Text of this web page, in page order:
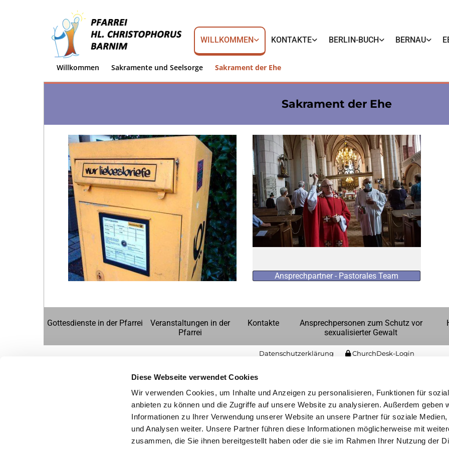
Diese Webseite verwendet Cookies
Wir verwenden Cookies, um Inhalte und Anzeigen zu personalisieren, Funktionen für
anbieten zu können und die Zugriffe auf unsere Website zu analysieren. Außerdem geben
Informationen zu Ihrer Verwendung unserer Website an unsere Partner für soziale Medien,
und Analysen weiter. Unsere Partner führen diese Informationen möglicherweise mit
zusammen, die Sie ihnen bereitgestellt haben oder die sie im Rahmen Ihrer Nutzung der
WILLKOMMEN KONTAKTE BERLIN-BUCH BERNAU
Willkommen Sakramente und Seelsorge Sakrament der Ehe
Sakrament der Ehe
Ansprechpartner - Pastorales Team
Gottesdienste in der Pfarrei
Veranstaltungen in der
Pfarrei
Kontakte
Ansprechpersonen zum Schutz vor
sexualisierter Gewalt
Datenschutzerklärung ChurchDesk-Login